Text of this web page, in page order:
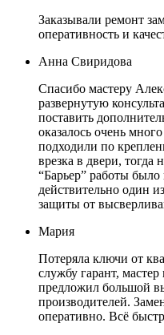
Заказывали ремонт
оперативность и
Анна Свиридова
Спасибо мастеру
развернутую
поставить
оказалось очень
подходили по
врезка в двери, тогда
“Барьер” работы
действительно один
защиты от
Мария
Потеряла ключи от
службу гарант,
предложил большой
производителей.
оперативно. Всё